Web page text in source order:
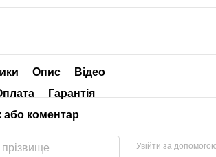
Опис
Відео
Гарантія
або коментар
Увійти за